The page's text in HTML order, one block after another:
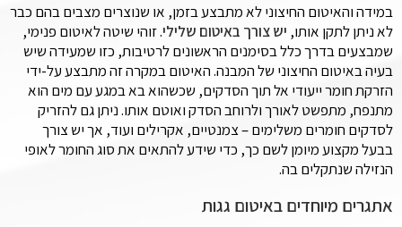
במידה והאיטום החיצוני לא מתבצע בזמן, או שנוצרים מצבים בהם כבר
לא ניתן לתקן אותו, יש צורך באיטום שלילי. זוהי שיטה לאיטום פנימי,
שמבצעים בדרך כלל בסימנים הראשונים לרטיבות, כזו שמעידה שיש
בעיה באיטום החיצוני של המבנה. האיטום במקרה זה מתבצע על-ידי
הזרקת חומר ייעודי אל תוך הסדקים, שכשהוא בא במגע עם מים הוא
מתנפח, מתפשט לאורך ולרוחב הסדק ואוטם אותו. ניתן גם להזריק
לסדקים חומרים משלימים – צמנטיים, אקרילים ועוד, אך יש צורך
בבעל מקצוע מיומן לשם כך, כדי שידע להתאים את סוג החומר לאופי
הנזילה שנתקלים בה.
אתגרים מיוחדים באיטום גגות